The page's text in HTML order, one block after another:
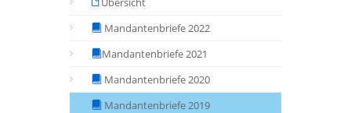
Mandantenbriefe 2022
Mandantenbriefe 2021
Mandantenbriefe 2020
Mandantenbriefe 2019